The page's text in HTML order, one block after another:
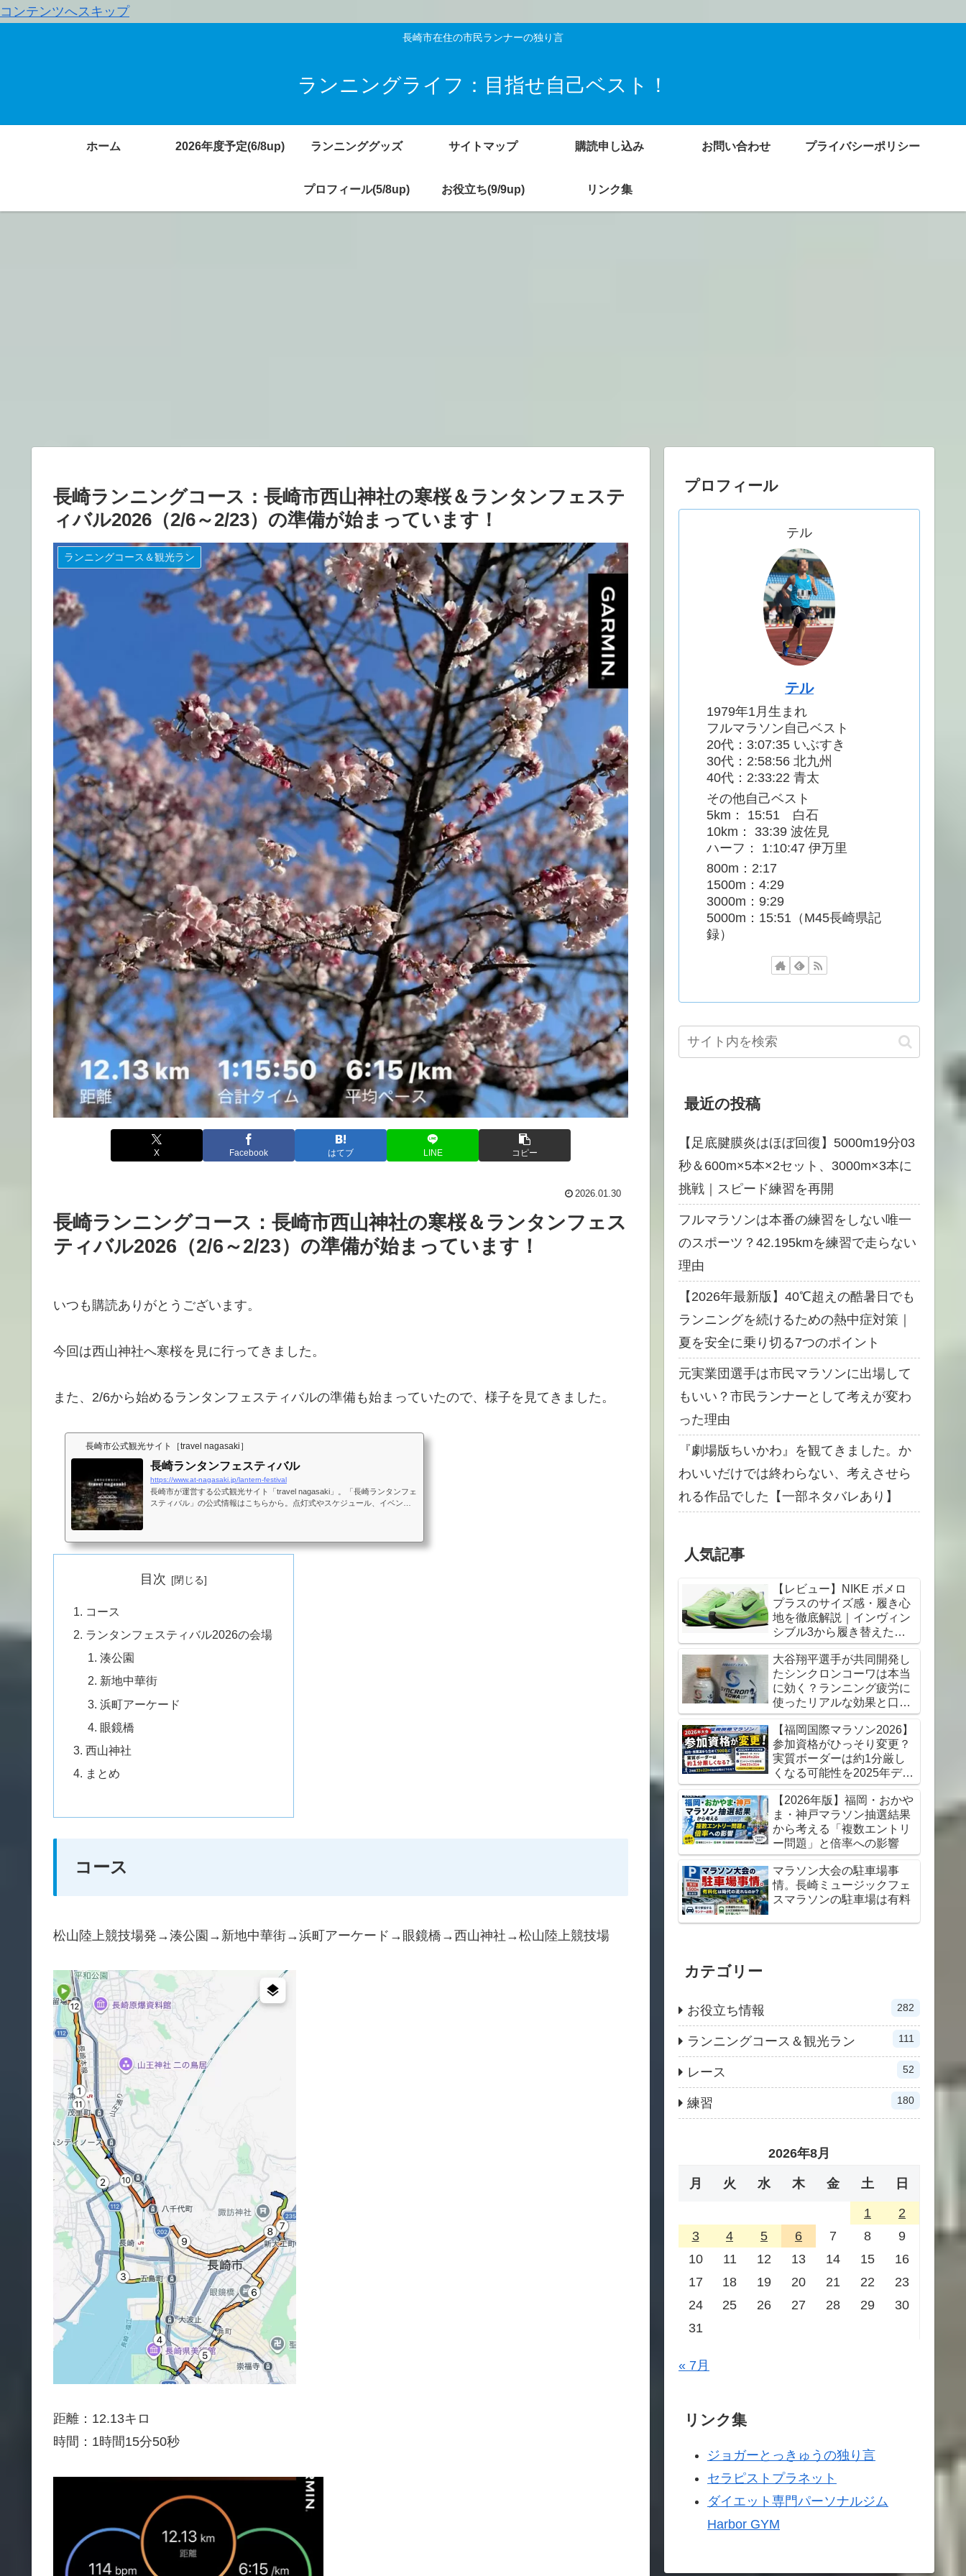
コンテンツへスキップ
長崎市在住の市民ランナーの独り言
ランニングライフ：目指せ自己ベスト！
ホーム 2026年度予定(6/8up) ランニンググッズ サイトマップ 購読申し込み お問い合わせ プライバシーポリシー
プロフィール(5/8up) お役立ち(9/9up) リンク集
長崎ランニングコース：長崎市西山神社の寒桜＆ランタンフェステ
ィバル2026（2/6～2/23）の準備が始まっています！
ランニングコース＆観光ラン
X Facebook はてブ LINE コピー
2026.01.30
長崎ランニングコース：長崎市西山神社の寒桜＆ランタンフェス
ティバル2026（2/6～2/23）の準備が始まっています！
いつも購読ありがとうございます。
今回は西山神社へ寒桜を見に行ってきました。
また、2/6から始めるランタンフェスティバルの準備も始まっていたので、様子を見てきました。
長崎市公式観光サイト［travel nagasaki］
長崎ランタンフェスティバル
https://www.at-nagasaki.jp/lantern-festival
長崎市が運営する公式観光サイト「travel nagasaki」。「長崎ランタンフェ
スティバル」の公式情報はこちらから。点灯式やスケジュール、イベント
目次
コース
ランタンフェスティバル2026の会場
湊公園
新地中華街
浜町アーケード
眼鏡橋
西山神社
まとめ
コース
松山陸上競技場発→湊公園→新地中華街→浜町アーケード→眼鏡橋→西山神社→松山陸上競技場
距離：12.13キロ
時間：1時間15分50秒
プロフィール
テル
テル
1979年1月生まれ
フルマラソン自己ベスト
20代：3:07:35 いぶすき
30代：2:58:56 北九州
40代：2:33:22 青太
その他自己ベスト
5km： 15:51 白石
10km： 33:39 波佐見
ハーフ： 1:10:47 伊万里
800m：2:17
1500m：4:29
3000m：9:29
5000m：15:51（M45長崎県記
録）
最近の投稿
【足底腱膜炎はほぼ回復】5000m19分03
秒＆600m×5本×2セット、3000m×3本に
挑戦｜スピード練習を再開
フルマラソンは本番の練習をしない唯一
のスポーツ？42.195kmを練習で走らない
理由
【2026年最新版】40℃超えの酷暑日でも
ランニングを続けるための熱中症対策｜
夏を安全に乗り切る7つのポイント
元実業団選手は市民マラソンに出場して
もいい？市民ランナーとして考えが変わ
った理由
『劇場版ちいかわ』を観てきました。か
わいいだけでは終わらない、考えさせら
れる作品でした【一部ネタバレあり】
人気記事
【レビュー】NIKE ボメロ
プラスのサイズ感・履き心
地を徹底解説｜インヴィン
シブル3から履き替えた感
想【初心者にもおすすめ】
大谷翔平選手が共同開発し
たシンクロンコーワは本当
に効く？ランニング疲労に
使ったリアルな効果と口コ
ミレビュー
【福岡国際マラソン2026】
参加資格がひっそり変更？
実質ボーダーは約1分厳し
くなる可能性を2025年デー
タから考察
【2026年版】福岡・おかや
ま・神戸マラソン抽選結果
から考える「複数エントリ
ー問題」と倍率への影響
マラソン大会の駐車場事
情。長崎ミュージックフェ
スマラソンの駐車場は有料
カテゴリー
お役立ち情報 282
ランニングコース＆観光ラン 111
レース 52
練習 180
2026年8月
月 火 水 木 金 土 日
1
2
3
4 5 6 7 8
9
10
11 12 13 14 15
16
17
18 19 20 21 22
23
24
25 26 27 28 29
30
31
« 7月
リンク集
ジョガーとっきゅうの独り言
セラピストプラネット
ダイエット専門パーソナルジム
Harbor GYM